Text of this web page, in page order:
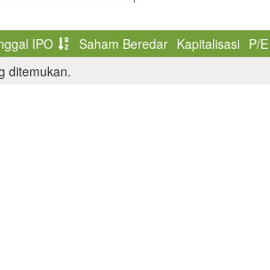
IPO Saham Beredar Kapitalisasi P/E
ditemukan.